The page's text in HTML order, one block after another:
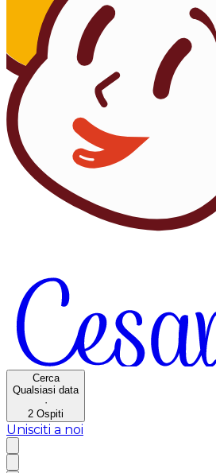
Cerca
Qualsiasi data
·
2 Ospiti
Unisciti a noi